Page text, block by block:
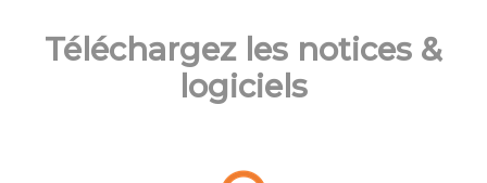
Téléchargez les notices &
logiciels